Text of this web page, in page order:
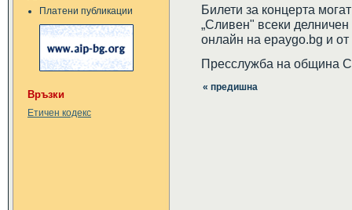
Платени публикации
Връзки
Етичен кодекс
Билети за концерта
„Сливен" всеки
онлайн на epaygo.bg и
Пресслужба на община
« предишна